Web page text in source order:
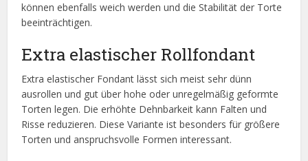
können ebenfalls weich werden und die Stabilität der Torte
beeinträchtigen.
Extra elastischer Rollfondant
Extra elastischer Fondant lässt sich meist sehr dünn
ausrollen und gut über hohe oder unregelmäßig geformte
Torten legen. Die erhöhte Dehnbarkeit kann Falten und
Risse reduzieren. Diese Variante ist besonders für größere
Torten und anspruchsvolle Formen interessant.